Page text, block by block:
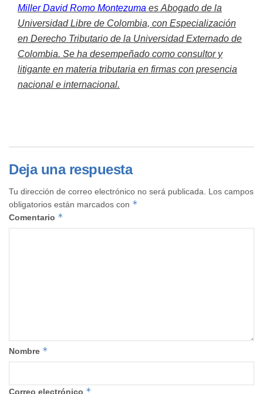
Miller David Romo Montezuma es Abogado de la
Universidad Libre de Colombia, con Especialización
en Derecho Tributario de la Universidad Externado de
Colombia. Se ha desempeñado como consultor y
litigante en materia tributaria en firmas con presencia
nacional e internacional.
Deja una respuesta
Tu dirección de correo electrónico no será publicada.
Los campos
obligatorios están marcados con *
Comentario *
Nombre *
Correo electrónico *